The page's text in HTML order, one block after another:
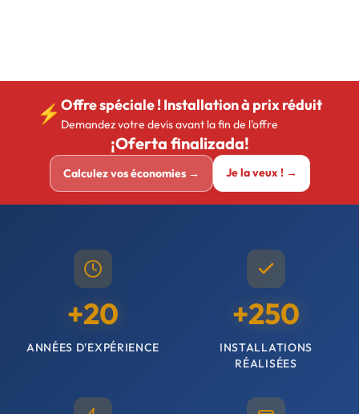
⚡ Offre spéciale ! Installation à prix réduit
Demandez votre devis avant la fin de l'offre
¡Oferta finalizada!
Calculez vos économies → Je la veux ! →
+20
ANNÉES D'EXPÉRIENCE
+250
INSTALLATIONS
RÉALISÉES